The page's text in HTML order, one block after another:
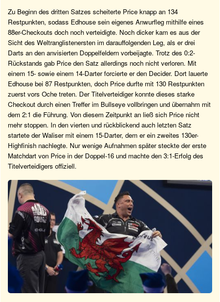
Zu Beginn des dritten Satzes scheiterte Price knapp an 134
Restpunkten, sodass Edhouse sein eigenes Anwurfleg mithilfe eines
88er-Checkouts doch noch verteidigte. Noch dicker kam es aus der
Sicht des Weltranglistenersten im darauffolgenden Leg, als er drei
Darts an den anvisierten Doppelfeldern vorbeijagte. Trotz des 0:2-
Rückstands gab Price den Satz allerdings noch nicht verloren. Mit
einem 15- sowie einem 14-Darter forcierte er den Decider. Dort lauerte
Edhouse bei 87 Restpunkten, doch Price durfte mit 130 Restpunkten
zuerst vors Oche treten. Der Titelverteidiger konnte dieses starke
Checkout durch einen Treffer im Bullseye vollbringen und übernahm mit
dem 2:1 die Führung. Von diesem Zeitpunkt an ließ sich Price nicht
mehr stoppen. In den vierten und rückblickend auch letzten Satz
startete der Waliser mit einem 15-Darter, dem er ein zweites 130er-
Highfinish nachlegte. Nur wenige Aufnahmen später steckte der erste
Matchdart von Price in der Doppel-16 und machte den 3:1-Erfolg des
Titelverteidigers offiziell.